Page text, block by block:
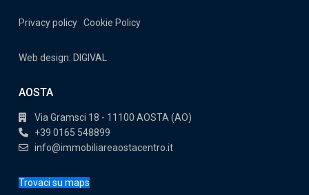
Privacy policy Cookie Policy
Web design: DIGIVAL
AOSTA
Via Gramsci 18 - 11100 AOSTA (AO)
+39 0165 548899
info@immobiliareaostacentro.it
Trovaci su maps